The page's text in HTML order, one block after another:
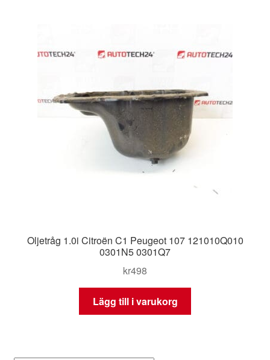
Oljetråg 1.0i Citroën C1 Peugeot 107 121010Q010
0301N5 0301Q7
kr498
Lägg till i varukorg